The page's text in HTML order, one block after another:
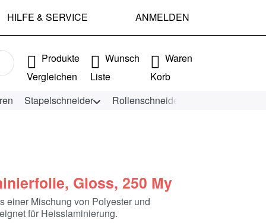
HILFE & SERVICE ANMELDEN
Drücken Sie die Eingabetaste, um alle
Produkte
Vergleichen
Wunsch
Liste
Waren
Korb
Stapelschneider Rollenschneider
Gloss, 250 My
einer Mischung von Polyester und
für Heisslaminierung.